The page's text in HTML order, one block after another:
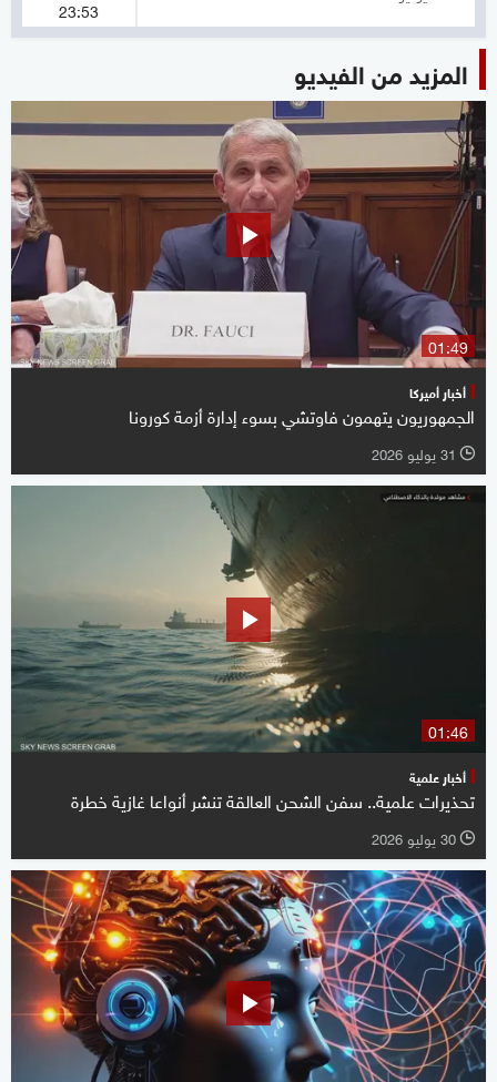
23:53
المزيد من الفيديو
01:49
أخبار أميركا
الجمهوريون يتهمون فاوتشي بسوء إدارة أزمة كورونا
l 31 يوليو 2026
01:46
أخبار علمية
تحذيرات علمية.. سفن الشحن العالقة تنشر أنواعا غازية خطرة
l 30 يوليو 2026